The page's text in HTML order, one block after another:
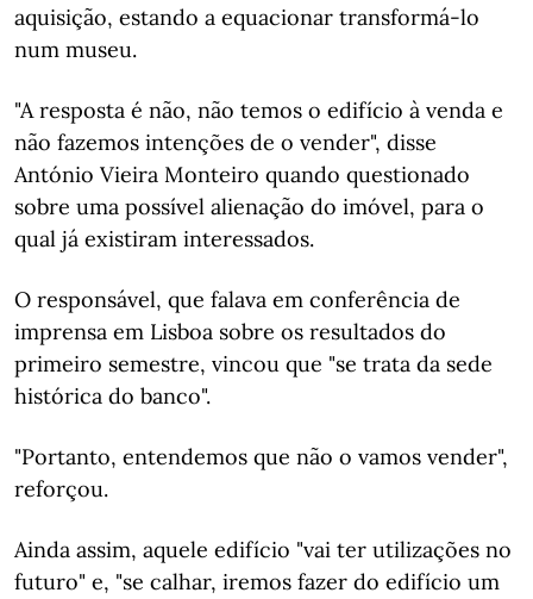
aquisição, estando a equacionar transformá-lo
num museu.
"A resposta é não, não temos o edifício à venda e
não fazemos intenções de o vender", disse
António Vieira Monteiro quando questionado
sobre uma possível alienação do imóvel, para o
qual já existiram interessados.
O responsável, que falava em conferência de
imprensa em Lisboa sobre os resultados do
primeiro semestre, vincou que "se trata da sede
histórica do banco".
"Portanto, entendemos que não o vamos vender",
reforçou.
Ainda assim, aquele edifício "vai ter utilizações no
futuro" e, "se calhar, iremos fazer do edifício um